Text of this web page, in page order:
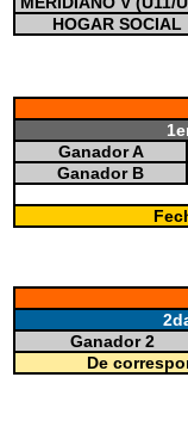
HOGAR SOCIAL
Ganador A
Ganador B
Ganador 2
De